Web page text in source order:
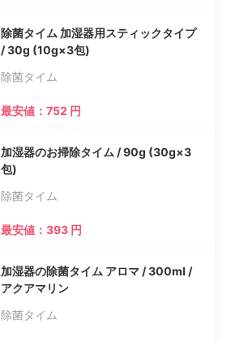
除菌タイム 加湿器用スティックタイプ
/ 30g (10g×3包)
除菌タイム
最安値：752 円
加湿器のお掃除タイム / 90g (30g×3
包)
除菌タイム
最安値：393 円
加湿器の除菌タイム アロマ / 300ml /
アクアマリン
除菌タイム